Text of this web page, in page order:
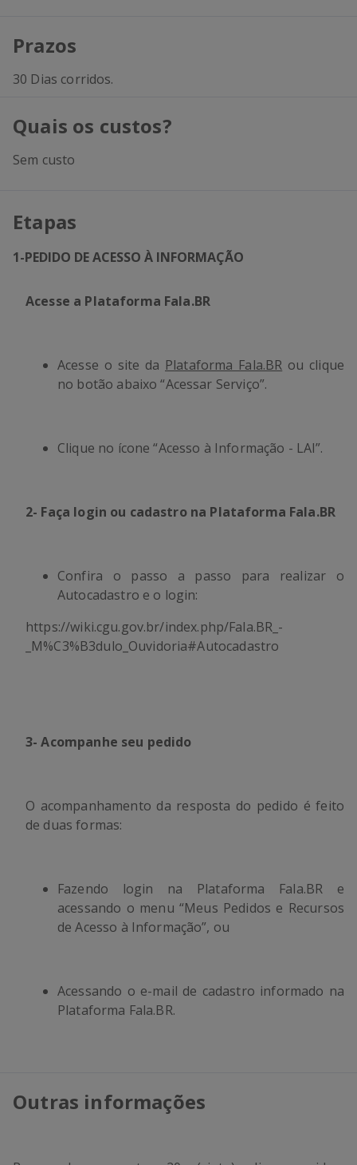
Prazos
30 Dias corridos.
Quais os custos?
Sem custo
Etapas
1-PEDIDO DE ACESSO À INFORMAÇÃO
Acesse a Plataforma Fala.BR
Acesse o site da Plataforma Fala.BR ou clique
no botão abaixo “Acessar Serviço”.
Clique no ícone “Acesso à Informação - LAI”.
2- Faça login ou cadastro na Plataforma Fala.BR
Confira o passo a passo para realizar o
Autocadastro e o login:
https://wiki.cgu.gov.br/index.php/Fala.BR_-
_M%C3%B3dulo_Ouvidoria#Autocadastro
3- Acompanhe seu pedido
O acompanhamento da resposta do pedido é feito
de duas formas:
Fazendo login na Plataforma Fala.BR e
acessando o menu “Meus Pedidos e Recursos
de Acesso à Informação”, ou
Acessando o e-mail de cadastro informado na
Plataforma Fala.BR.
Outras informações